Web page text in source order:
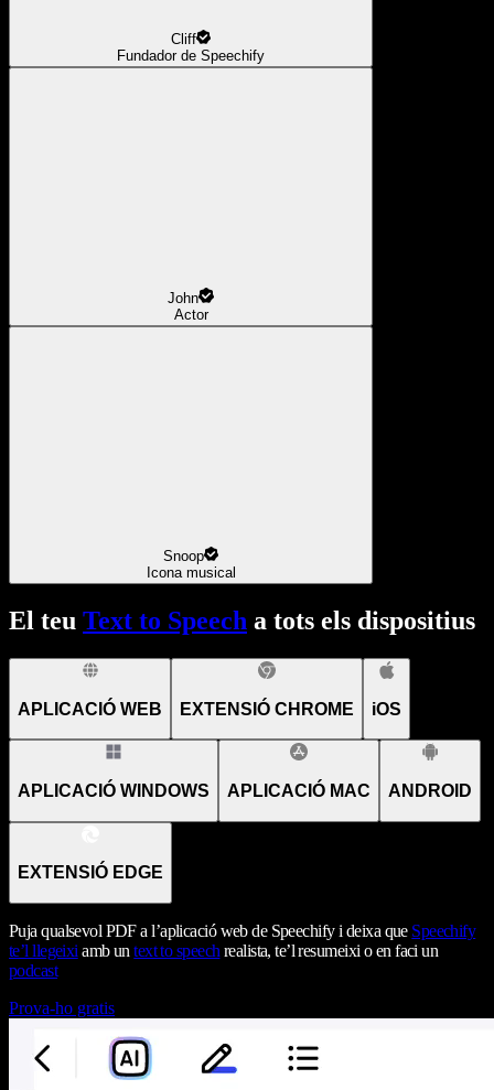
Cliff
Fundador de Speechify
John
Actor
Snoop
Icona musical
El teu Text to Speech a tots els dispositius
APLICACIÓ WEB EXTENSIÓ CHROME iOS
APLICACIÓ WINDOWS APLICACIÓ MAC ANDROID
EXTENSIÓ EDGE
Puja qualsevol PDF a l’aplicació web de Speechify i deixa que Speechify
te’l llegeixi amb untext to speech realista, te’l resumeixi o en faci un
podcast
Prova-ho gratis